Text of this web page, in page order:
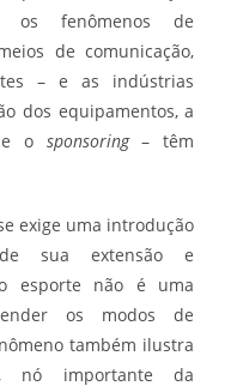
os fenômenos de
de comunicação,
– e as indústrias
dos equipamentos, a
e o sponsoring– têm
exige uma introdução
sua extensão e
esporte não é uma
os modos de
também ilustra
nó importante da